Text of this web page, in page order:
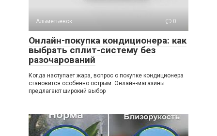
Альметьевск 0
Онлайн-покупка кондиционера: как
выбрать сплит-систему без
разочарований
Когда наступает жара, вопрос о покупке кондиционера
становится особенно острым. Онлайн-магазины
предлагают широкий выбор